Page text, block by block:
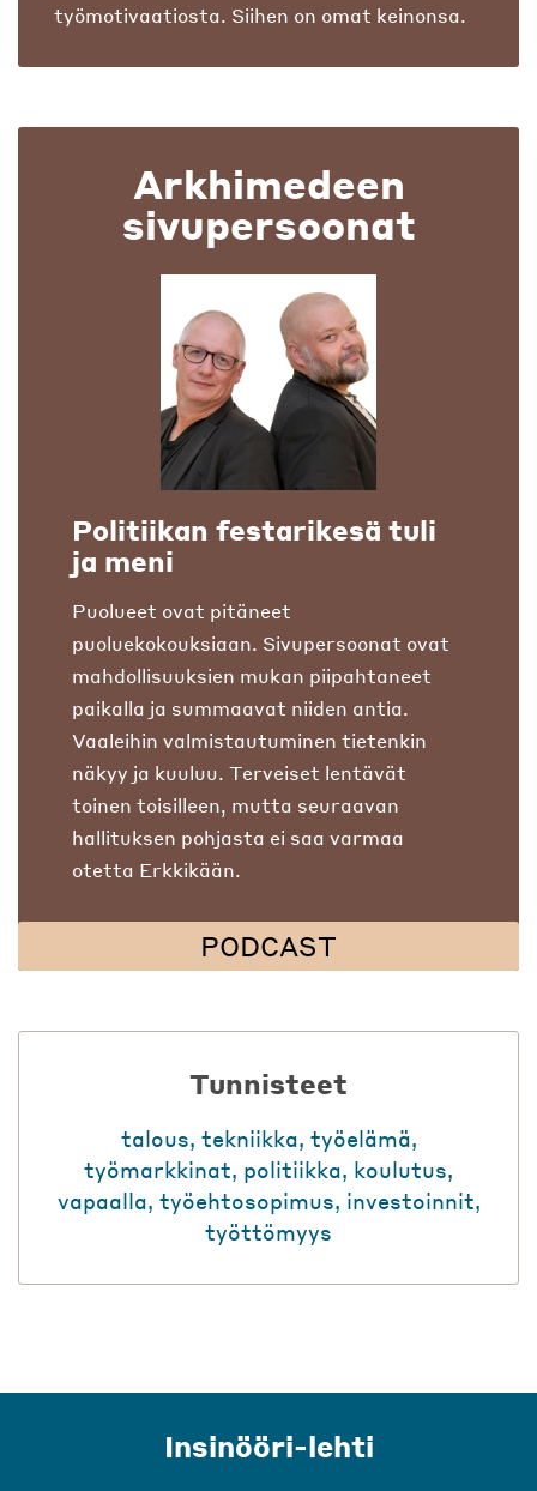
työmotivaatiosta. Siihen on omat keinonsa.
Arkhimedeen
sivupersoonat
Politiikan festarikesä tuli
ja meni
Puolueet ovat pitäneet
puoluekokouksiaan. Sivupersoonat ovat
mahdollisuuksien mukan piipahtaneet
paikalla ja summaavat niiden antia.
Vaaleihin valmistautuminen tietenkin
näkyy ja kuuluu. Terveiset lentävät
toinen toisilleen, mutta seuraavan
hallituksen pohjasta ei saa varmaa
otetta Erkkikään.
PODCAST
Tunnisteet
talous, tekniikka, työelämä,
työmarkkinat, politiikka, koulutus,
vapaalla, työehtosopimus, investoinnit,
työttömyys
Insinööri-lehti